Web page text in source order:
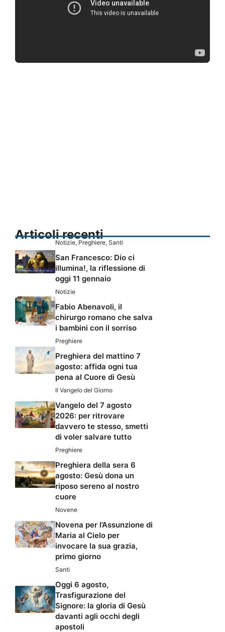
Articoli recenti
Notizie, Preghiere, Santi
San Francesco: Dio ci
illumina!, la riflessione di
oggi 11 gennaio
Notizie
Fabio Abenavoli, il
chirurgo romano che salva
i bambini con il sorriso
Preghiere
Preghiera del mattino 7
agosto: affida ogni tua
pena al Cuore di Gesù
Il Vangelo del Giorno
Vangelo del 7 agosto
2026: per ritrovare
davvero te stesso, smetti
di voler salvare tutto
Preghiere
Preghiera della sera 6
agosto: Gesù dona un
riposo sereno al nostro
cuore
Novene
Novena per l’Assunzione di
Maria al Cielo per
invocare la sua grazia,
primo giorno
Santi
Oggi 6 agosto,
Trasfigurazione del
Signore: la gloria di Gesù
davanti agli occhi degli
apostoli